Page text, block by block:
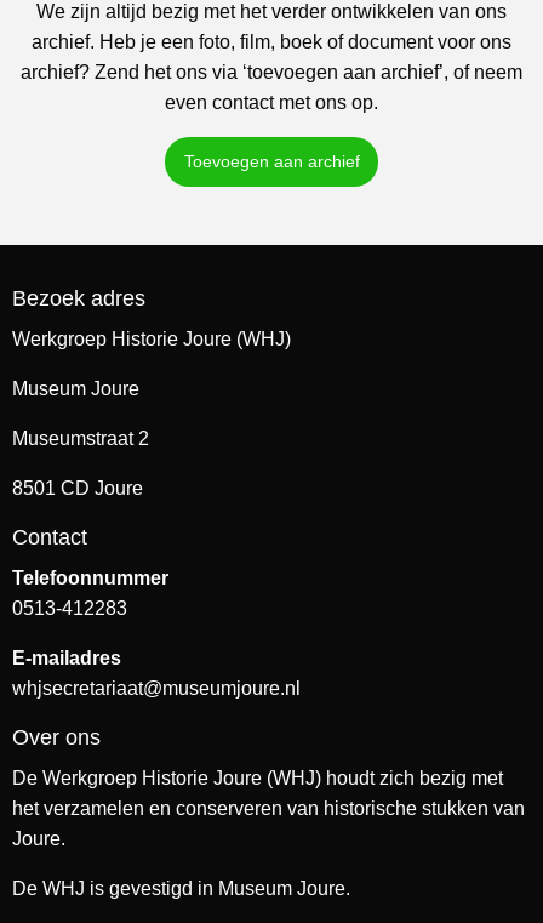
We zijn altijd bezig met het verder ontwikkelen van ons
archief. Heb je een foto, film, boek of document voor ons
archief? Zend het ons via ‘toevoegen aan archief’, of neem
even contact met ons op.
Toevoegen aan archief
Bezoek adres
Werkgroep Historie Joure (WHJ)
Museum Joure
Museumstraat 2
8501 CD Joure
Contact
Telefoonnummer
0513-412283
E-mailadres
whjsecretariaat@museumjoure.nl
Over ons
De Werkgroep Historie Joure (WHJ) houdt zich bezig met
het verzamelen en conserveren van historische stukken van
Joure.
De WHJ is gevestigd in Museum Joure.